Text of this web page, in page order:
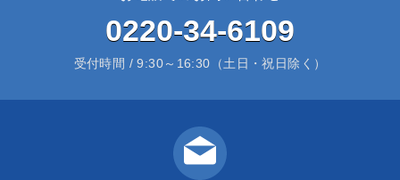
0220-34-6109
受付時間 / 9:30～16:30（土日・祝日除く）